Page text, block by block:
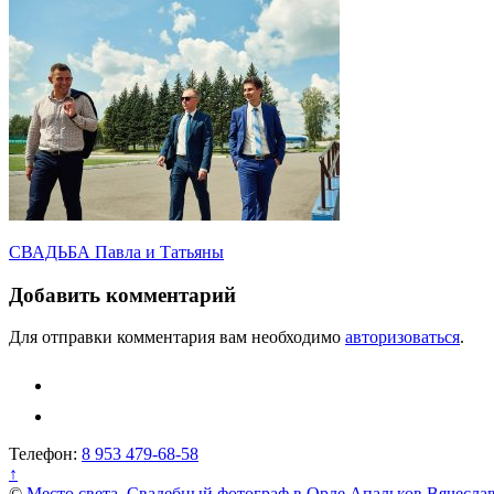
Навигация
по
записям
СВАДЬБА Павла и Татьяны
Добавить комментарий
Для отправки комментария вам необходимо авторизоваться.
Телефон: 8 953 479-68-58
↑